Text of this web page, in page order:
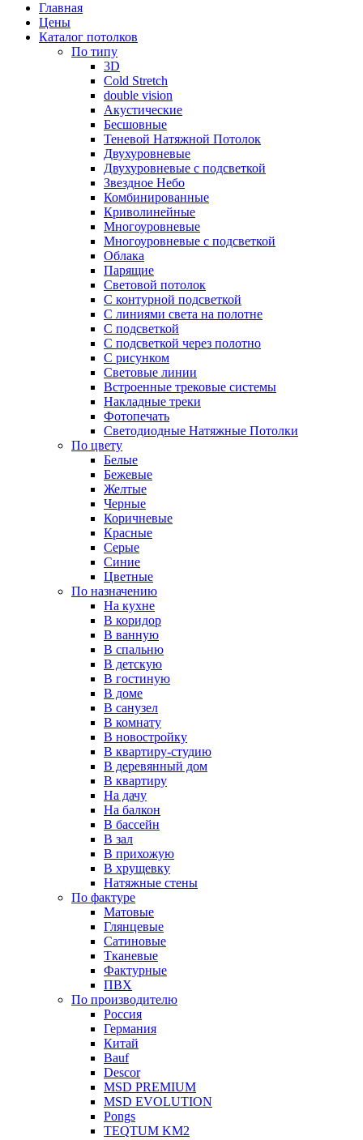
Главная
Цены
Каталог потолков
По типу
3D
Cold Stretch
double vision
Акустические
Бесшовные
Теневой Натяжной Потолок
Двухуровневые
Двухуровневые с подсветкой
Звездное Небо
Комбинированные
Криволинейные
Многоуровневые
Многоуровневые с подсветкой
Облака
Парящие
Световой потолок
С контурной подсветкой
С линиями света на полотне
С подсветкой
С подсветкой через полотно
С рисунком
Световые линии
Встроенные трековые системы
Накладные треки
Фотопечать
Светодиодные Натяжные Потолки
По цвету
Белые
Бежевые
Желтые
Черные
Коричневые
Красные
Серые
Синие
Цветные
По назначению
На кухне
В коридор
В ванную
В спальню
В детскую
В гостиную
В доме
В санузел
В комнату
В новостройку
В квартиру-студию
В деревянный дом
В квартиру
На дачу
На балкон
В бассейн
В зал
В прихожую
В хрущевку
Натяжные стены
По фактуре
Матовые
Глянцевые
Сатиновые
Тканевые
Фактурные
ПВХ
По производителю
Россия
Германия
Китай
Вauf
Descor
MSD PREMIUM
MSD EVOLUTION
Pongs
TEQTUM KM2